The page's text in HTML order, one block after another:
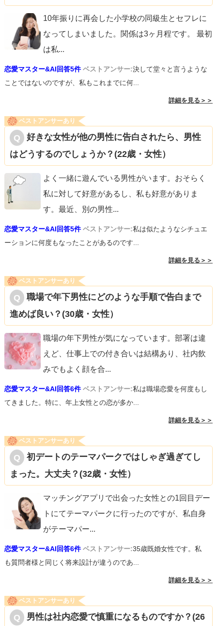
10年振りに再会した小学校の同級生とセフレに
なってしまいました。関係は3ヶ月程です。 最初
は私...
恋愛マスター&AI回答5件 ベストアンサー:決して堂々と言うような
ことではないのですが、私もこれまでに何...
詳細を見る＞＞
ベストアンサーあり
好きな女性が他の男性に告白されたら、男性
はどうするのでしょうか？(22歳・女性）
よく一緒に遊んでいる男性がいます。おそらく
私に対して好意があるし、私も好意がありま
す。最近、別の男性...
恋愛マスター&AI回答5件 ベストアンサー:私は似たようなシチュエ
ーションに何度もなったことがあるのです...
詳細を見る＞＞
ベストアンサーあり
職場で年下男性にどのような手順で告白まで
進めば良い？(30歳・女性）
職場の年下男性が気になっています。部署は違
えど、仕事上での付き合いは結構あり、社内飲
みでもよく顔を合...
恋愛マスター&AI回答6件 ベストアンサー:私は職場恋愛を何度もし
てきました。特に、年上女性との恋が多か...
詳細を見る＞＞
ベストアンサーあり
初デートのテーマパークではしゃぎ過ぎてし
まった。大丈夫？(32歳・女性）
マッチングアプリで出会った女性との1回目デー
トにてテーマパークに行ったのですが、私自身
がテーマパー...
恋愛マスター&AI回答6件 ベストアンサー:35歳既婚女性です。私
も質問者様と同じく将来設計が違うのであ...
詳細を見る＞＞
ベストアンサーあり
男性は社内恋愛で慎重になるものですか？(26